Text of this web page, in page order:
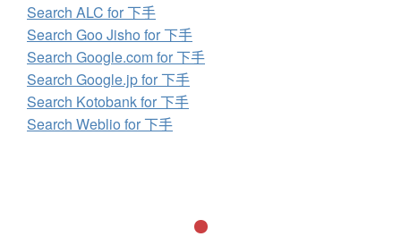
Search ALC for 下手
Search Goo Jisho for 下手
Search Google.com for 下手
Search Google.jp for 下手
Search Kotobank for 下手
Search Weblio for 下手